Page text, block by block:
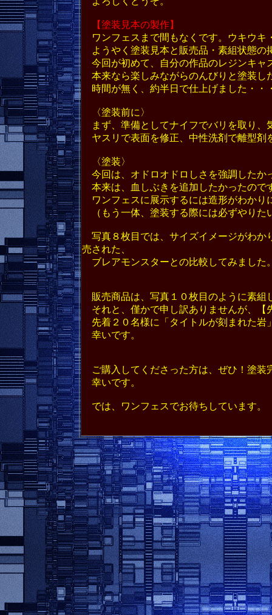
【塗装見本の製作】
ワンフェスまで間もなくです。ウキウキ
ようやく塗装見本と販売品・素組状態の
今回が初めて、自分の作品のレジンキャ
本来なら楽しみながらのんびりと塗装し
時間が無く、約半日で仕上げました・・
〈塗装前に〉
まず、準備としてナイフでバリを取り、
ヤスリで表面を修正、中性洗剤で離型剤
〈塗装〉
今回は、オドロオドロしさを強調したか
本来は、血しぶきを追加したかったので
ワンフェスに展示するには造形がわかり
（もう一体、塗装する際には必ずやりた
写真８枚目では、サイズイメージがわか
売された、
ブレアモンスターとの比較してみました
販売商品は、写真１０枚目のように素組
それと、僅かで申し訳ありませんが、【
先着２０名様に「タイトルが刻まれた岩
幸いです。
ご購入してくださった方は、ぜひ！塗装
幸いです。
では、ワンフェスでお待ちしています。